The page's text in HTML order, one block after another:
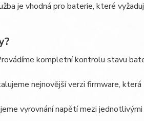
je vhodná pro baterie, které
kompletní kontrolu stavu
nejnovější verzi firmware,
vyrovnání napětí mezi